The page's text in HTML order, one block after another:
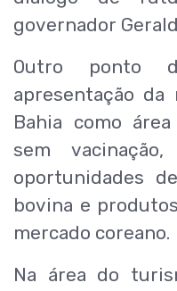
governador
Outro ponto
apresentação da
Bahia como
sem
oportunidades
bovina e
mercado coreano.
Na área do